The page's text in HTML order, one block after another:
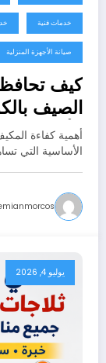
خدمات فنية
صيانة الأجهزة المنزلية
كيف
الصيف
الأعطال
أهمية كفاءة
الأساسية التي
يوليو 4, 2026